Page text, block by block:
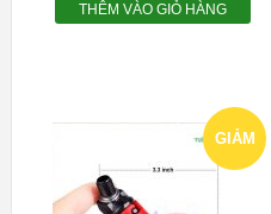
THÊM VÀO GIỎ HÀNG
GIẢM